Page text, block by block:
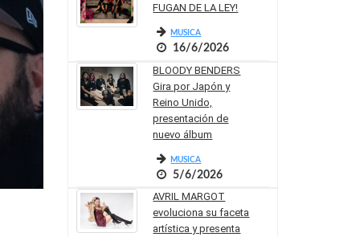
FUGAN DE LA LEY!
MUSICA
16/6/2026
BLOODY BENDERS
Gira por Japón y
Reino Unido,
presentación de
nuevo álbum
MUSICA
5/6/2026
AVRIL MARGOT
evoluciona su faceta
artística y presenta